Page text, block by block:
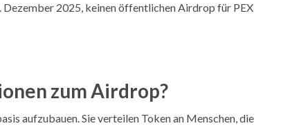
2025, keinen öffentlichen Airdrop für PEX
zum Airdrop?
aufzubauen. Sie verteilen Token an Menschen, die